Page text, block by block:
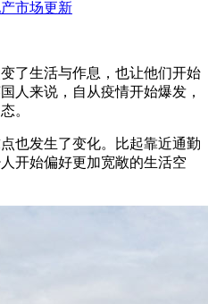
市场更新
了生活与作息，也让他们开始
人来说，自从疫情开始爆发，
。
也发生了变化。比起靠近通勤
开始偏好更加宽敞的生活空